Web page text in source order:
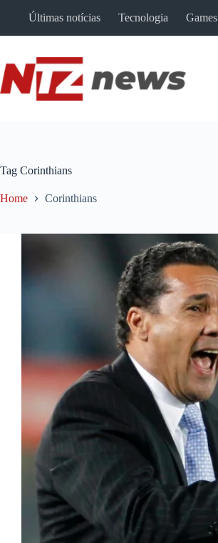
Últimas notícias Tecnologia Games
Tag Corinthians
Home Corinthians